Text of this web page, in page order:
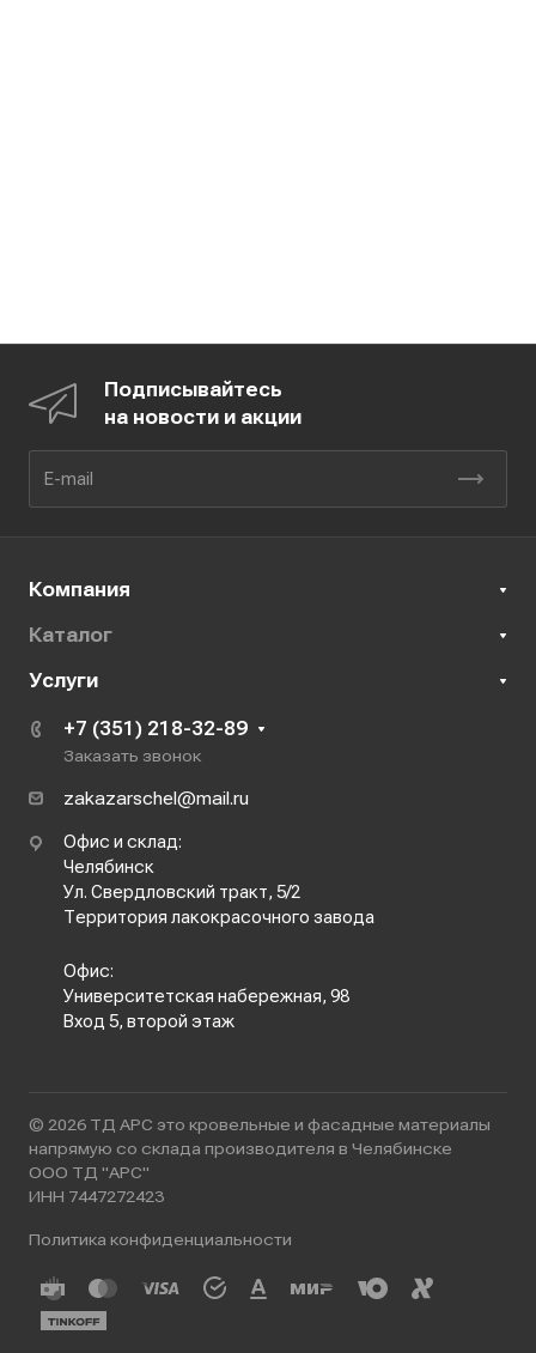
Подписывайтесь
на новости и акции
Компания
Каталог
Услуги
+7 (351) 218-32-89
Заказать звонок
zakazarschel@mail.ru
Офис и склад:
Челябинск
Ул. Свердловский тракт, 5/2
Территория лакокрасочного завода
Офис:
Университетская набережная, 98
Вход 5, второй этаж
© 2026 ТД АРС это кровельные и фасадные материалы
напрямую со склада производителя в Челябинске
ООО ТД "АРС"
ИНН 7447272423
Политика конфиденциальности